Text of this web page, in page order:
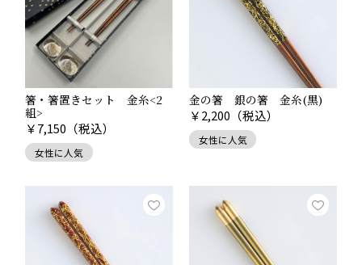
箸・箸置きセット 金糸<2
組>
￥7,150 （税込）
女性に人気
金の箸 銀の箸 金糸(黒)
￥2,200 （税込）
女性に人気